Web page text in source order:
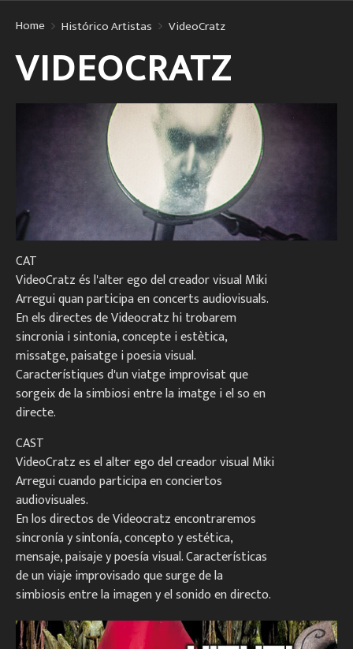
Home Histórico Artistas VideoCratz
VIDEOCRATZ
CAT
VideoCratz és l'alter ego del creador visual Miki
Arregui quan participa en concerts audiovisuals.
En els directes de Videocratz hi trobarem
sincronia i sintonia, concepte i estètica,
missatge, paisatge i poesia visual.
Característiques d'un viatge improvisat que
sorgeix de la simbiosi entre la imatge i el so en
directe.
CAST
VideoCratz es el alter ego del creador visual Miki
Arregui cuando participa en conciertos
audiovisuales.
En los directos de Videocratz encontraremos
sincronía y sintonía, concepto y estética,
mensaje, paisaje y poesía visual. Características
de un viaje improvisado que surge de la
simbiosis entre la imagen y el sonido en directo.